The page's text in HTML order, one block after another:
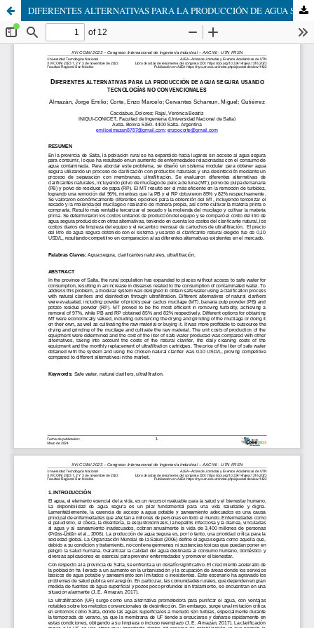
DIFERENTES ALTERNATIVAS PARA LA PRODUCCIÓN DE AGUA SEGURA USANDO TECNOLOGÍAS NO CONVENCIONALES